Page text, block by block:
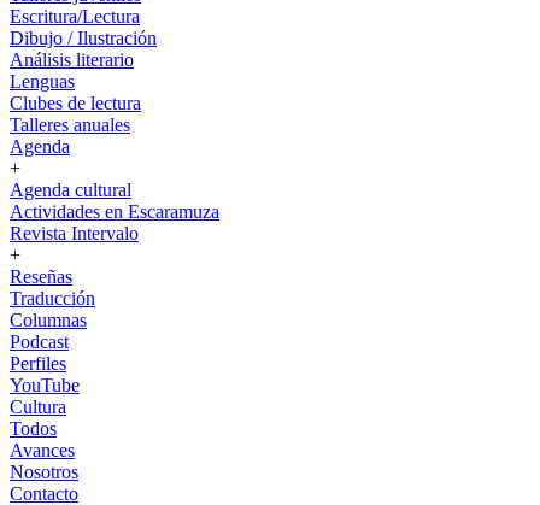
Escritura/Lectura
Dibujo / Ilustración
Análisis literario
Lenguas
Clubes de lectura
Talleres anuales
Agenda
+
Agenda cultural
Actividades en Escaramuza
Revista Intervalo
+
Reseñas
Traducción
Columnas
Podcast
Perfiles
YouTube
Cultura
Todos
Avances
Nosotros
Contacto